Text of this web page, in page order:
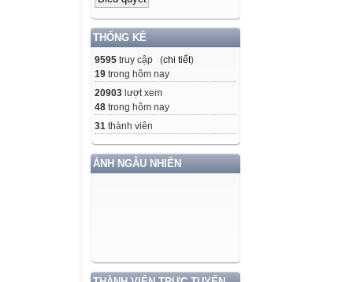
THỐNG KÊ
9595 truy cập (chi tiết)
19 trong hôm nay
20903 lượt xem
48 trong hôm nay
31 thành viên
ẢNH NGẪU NHIÊN